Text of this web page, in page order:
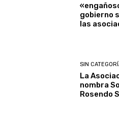
gobierno
las
SIN
La
nombra
Rosendo